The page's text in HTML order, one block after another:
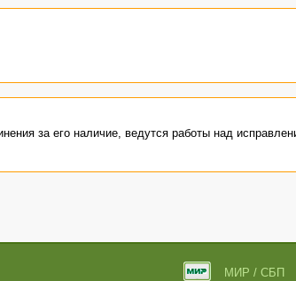
за его наличие, ведутся работы над
МИР / СБП